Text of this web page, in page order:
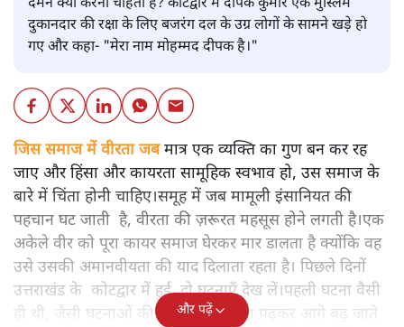
दमन क्यों करना चाहता है? कोटद्वार में दीपक कुमार एक मुस्लिम
दुकानदार की रक्षा के लिए बजरंग दल के उग्र लोगों के सामने खड़े हो
गए और कहा- "मेरा नाम मोहम्मद दीपक है।"
जिस समाज में वीरता जबमात्र एक व्यक्ति का गुण बन कर रह
जाए और हिंसा और कायरता सामूहिक स्वभाव हो, उस समाज के
बारे में चिंता होनी चाहिए।समूह में जब मामूली इंसानियत की
पहचान घट जाती है, वीरता की ज़रूरत महसूस होने लगती है।एक
अकेले वीर को पूरा कायर समाज घेरकर मार डालता है क्योंकि वह
उसे उसकी अमानवीयता की याद दिलाता रहता है। पिछले दिनों
उत्तराखंड के कोटद्वार में हुई दो घटनाएँ देख लें।पहली घटना वैसी
ही थी, जैसी घटनाओं की खबर हम रोज़ाना पढ़कर आगे बढ़ जाते
और पढ़ें